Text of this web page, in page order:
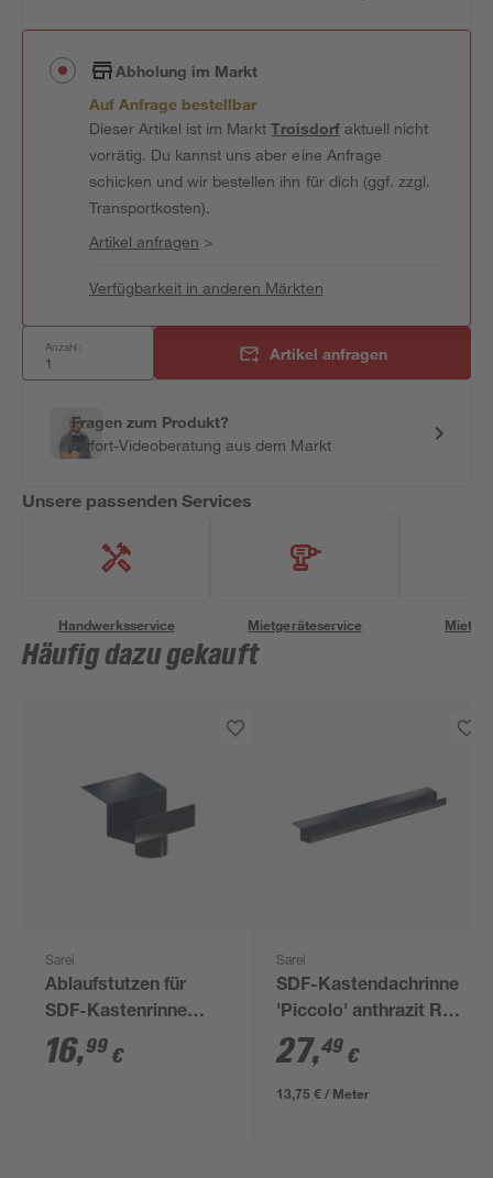
Abholung im Markt
Auf Anfrage bestellbar
Dieser Artikel ist im MarktTroisdorfaktuell nicht
vorrätig. Du kannst uns aber eine Anfrage
schicken und wir bestellen ihn für dich (ggf. zzgl.
Transportkosten).
Artikel anfragen >
Verfügbarkeit in anderen Märkten
Anzahl: Artikel anfragen
Fragen zum Produkt?
Sofort-Videoberatung aus dem Markt
Unsere passenden Services
Handwerksservice Mietgeräteservice
Häufig dazu gekauft
Sarei
Ablaufstutzen für
SDF-Kastenrinne
'Piccolo' anthrazit RG
70 auf DN 60
16,99 €
Sarei
SDF-Kastendachrinne
'Piccolo' anthrazit RG
70 200 cm
27,49 €
13,75 € / Meter